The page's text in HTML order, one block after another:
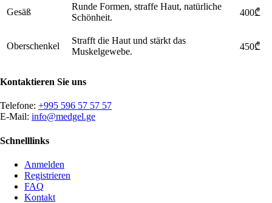
Gesäß
Runde Formen, straffe Haut, natürliche
Schönheit.
400₾
Oberschenkel
Strafft die Haut und stärkt das
Muskelgewebe.
450₾
Kontaktieren Sie uns
Telefone: +995 596 57 57 57
E-Mail: info@medgel.ge
Schnelllinks
Anmelden
Registrieren
FAQ
Kontakt